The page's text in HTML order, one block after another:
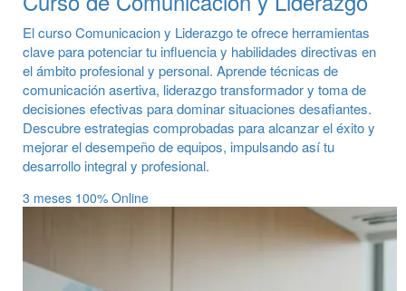
El curso Comunicacion y Liderazgo te ofrece herramientas
clave para potenciar tu influencia y habilidades directivas en
el ámbito profesional y personal. Aprende técnicas de
comunicación asertiva, liderazgo transformador y toma de
decisiones efectivas para dominar situaciones desafiantes.
Descubre estrategias comprobadas para alcanzar el éxito y
mejorar el desempeño de equipos, impulsando así tu
desarrollo integral y profesional.
3 meses 100% Online